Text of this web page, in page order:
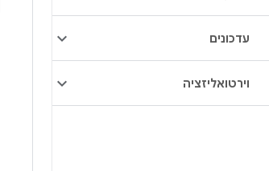
עדכונים
וירטואליזציה